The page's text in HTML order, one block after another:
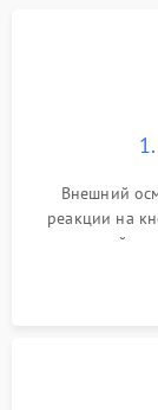
Внешний
реакции на